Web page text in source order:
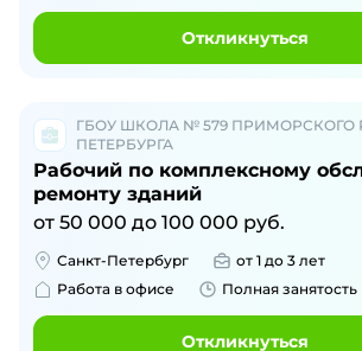
Откликнуться
ГБОУ ШКОЛА № 579 ПРИМОРСКОГО
ПЕТЕРБУРГА
Рабочий по комплексному
ремонту зданий
от 50 000 до 100 000 руб.
Санкт-Петербург
от 1 до 3 лет
Работа в офисе
Полная занятость
Откликнуться